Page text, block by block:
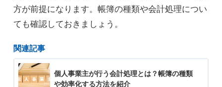
方が前提になります。帳簿の種類や会計処理につい
ても確認しておきましょう。
関連記事
個人事業主が行う会計処理とは？帳簿の種類
や効率化する方法を紹介